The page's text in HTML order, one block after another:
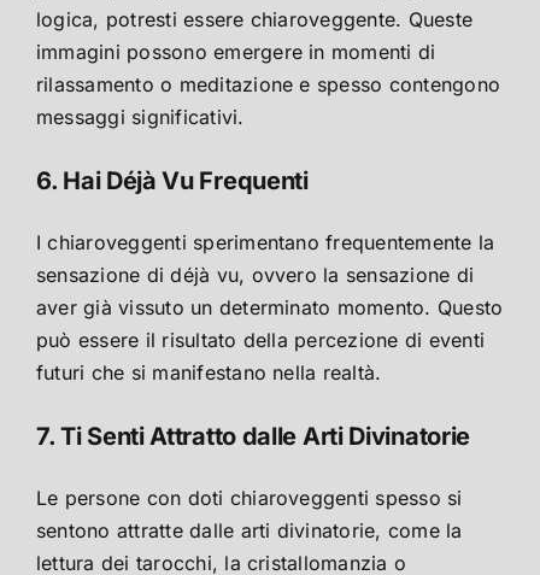
logica, potresti essere chiaroveggente. Queste
immagini possono emergere in momenti di
rilassamento o meditazione e spesso contengono
messaggi significativi.
6. Hai Déjà Vu Frequenti
I chiaroveggenti sperimentano frequentemente la
sensazione di déjà vu, ovvero la sensazione di
aver già vissuto un determinato momento. Questo
può essere il risultato della percezione di eventi
futuri che si manifestano nella realtà.
7. Ti Senti Attratto dalle Arti Divinatorie
Le persone con doti chiaroveggenti spesso si
sentono attratte dalle arti divinatorie, come la
lettura dei tarocchi, la cristallomanzia o